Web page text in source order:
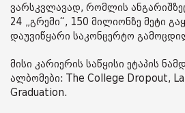
ვარსკვლავად, რომლის
24 „გრემი“, 150 მილიონზე მეტი
დაუვიწყარი საკონცერტო
მისი კარიერის საწყისი ეტაპის
ალბომები: The College Dropout,
Graduation.